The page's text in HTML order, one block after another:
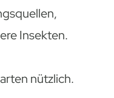
Insekten.
nützlich.